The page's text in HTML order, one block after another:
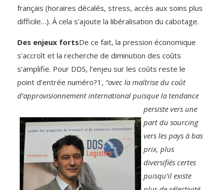
français (horaires décalés, stress, accès aux soins plus
difficile…). À cela s’ajoute la libéralisation du cabotage.
Des enjeux fortsDe ce fait, la pression économique
s’accroît et la recherche de diminution des coûts
s’amplifie. Pour DDS, l’enjeu sur les coûts reste le
point d’entrée numéro?1, “avec la maîtrise du coût
d’approvisionnement international puisque la tendance
persiste vers une
part du sourcing
vers les pays à bas
prix, plus
diversifiés certes
puisqu’il existe